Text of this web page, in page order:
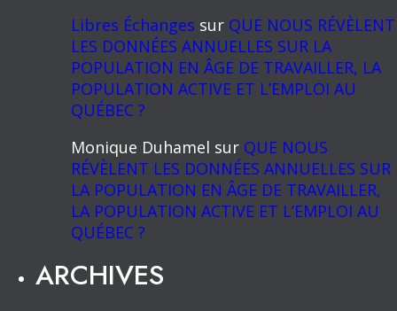
Libres Échanges sur QUE NOUS RÉVÈLENT
LES DONNÉES ANNUELLES SUR LA
POPULATION EN ÂGE DE TRAVAILLER, LA
POPULATION ACTIVE ET L’EMPLOI AU
QUÉBEC ?
Monique Duhamel sur QUE NOUS
RÉVÈLENT LES DONNÉES ANNUELLES SUR
LA POPULATION EN ÂGE DE TRAVAILLER,
LA POPULATION ACTIVE ET L’EMPLOI AU
QUÉBEC ?
ARCHIVES